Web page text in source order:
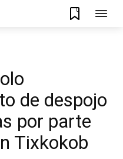
0
de despojo
por parte
Tixkokob